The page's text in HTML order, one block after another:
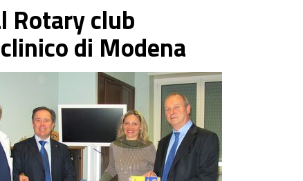
Rotary club
di Modena